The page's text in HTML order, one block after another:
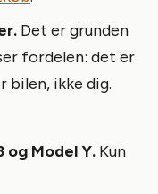
Det er grunden
fordelen: det er
bilen, ikke dig.
og Model Y. Kun